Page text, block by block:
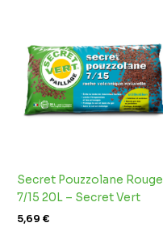
Secret Pouzzolane Rouge
7/15 20L – Secret Vert
5,69€